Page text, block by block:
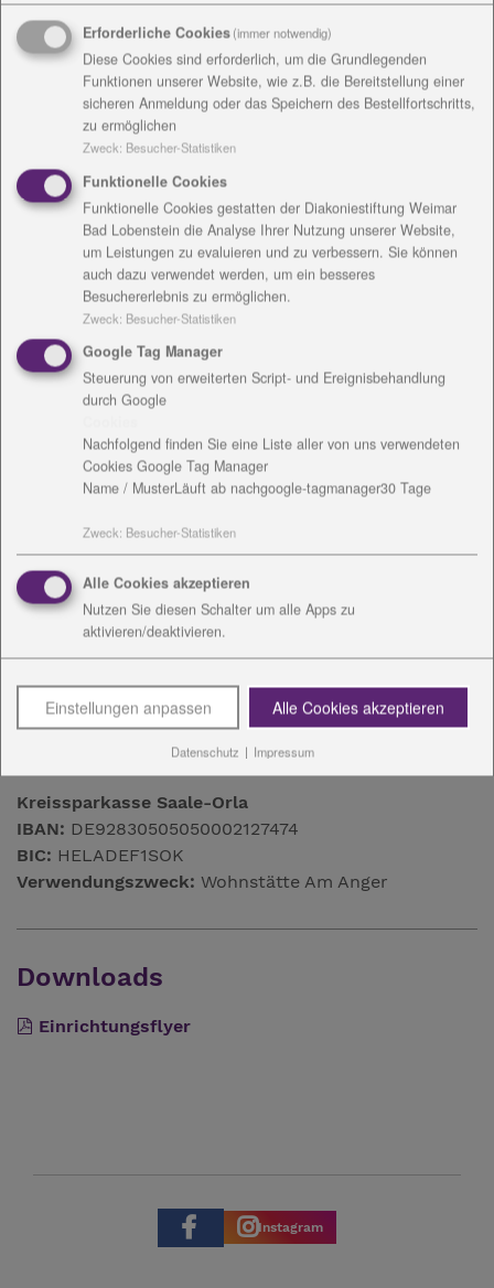
möglich ihr Leben zu gestalten.
AnsprechpartnerInnen
Konzeptionelle Arbeit
Angebote
Einrichtungsanschrift /
Rechnungsanschrift
Kontakt
Nicole Schöbel
Am Anger 9
Tel.: 036741 - 57556 oder 036741 - 564931
Fax: 036741 - 57629
Mail:N.Schoebel@diakonie-wl.de
Download:vCard
Spendenkonto
Kreissparkasse Saale-Orla
IBAN: DE92830505050002127474
BIC: HELADEF1SOK
Verwendungszweck: Wohnstätte Am Anger
Downloads
Einrichtungsflyer
Instagram
Erforderliche Cookies(immer notwendig)
Diese Cookies sind erforderlich, um die Grundlegenden
Funktionen unserer Website, wie z.B. die Bereitstellung einer
sicheren Anmeldung oder das Speichern des Bestellfortschritts,
zu ermöglichen
Zweck: Besucher-Statistiken
Funktionelle Cookies
Funktionelle Cookies gestatten der Diakoniestiftung Weimar
Bad Lobenstein die Analyse Ihrer Nutzung unserer Website,
um Leistungen zu evaluieren und zu verbessern. Sie können
auch dazu verwendet werden, um ein besseres
Besuchererlebnis zu ermöglichen.
Zweck: Besucher-Statistiken
Google Tag Manager
Steuerung von erweiterten Script- und Ereignisbehandlung
durch Google
Nachfolgend finden Sie eine Liste aller von uns verwendeten
Cookies Google Tag Manager
Name / MusterLäuft ab nachgoogle-tagmanager30 Tage
Zweck: Besucher-Statistiken
Alle Cookies akzeptieren
Nutzen Sie diesen Schalter um alle Apps zu
aktivieren/deaktivieren.
Einstellungen anpassen Alle Cookies akzeptieren
Datenschutz | Impressum